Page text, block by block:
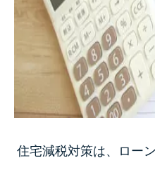
住宅減税対策は、ロー